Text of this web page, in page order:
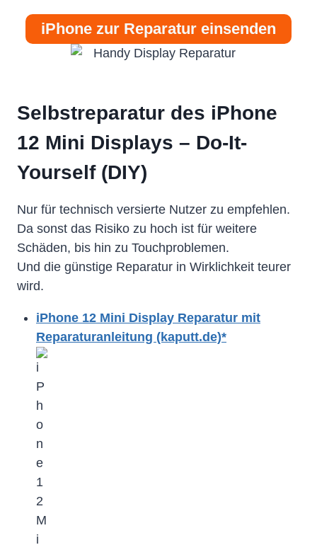
iPhone zur Reparatur einsenden
Selbstreparatur des iPhone
12 Mini Displays – Do-It-
Yourself (DIY)
Nur für technisch versierte Nutzer zu empfehlen.
Da sonst das Risiko zu hoch ist für weitere
Schäden, bis hin zu Touchproblemen.
Und die günstige Reparatur in Wirklichkeit teurer
wird.
iPhone 12 Mini Display Reparatur mit
Reparaturanleitung (kaputt.de)*